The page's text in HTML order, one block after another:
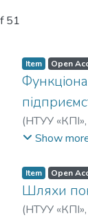
51
Item Open
(НТУУ «КПІ»,
М. Ю.
Show
Item Open
Шляхи
(НТУУ «КПІ»,